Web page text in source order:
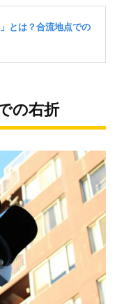
の右折